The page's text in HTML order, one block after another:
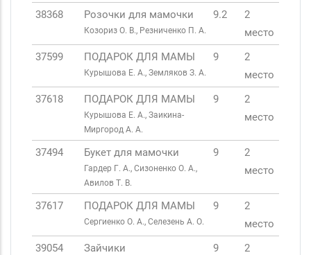
38368 Розочки для мамочки
Козориз О. В., Резниченко П. А.
9.2
2
место
37599
ПОДАРОК ДЛЯ МАМЫ
Курышова Е. А., Земляков З. А.
9
2
место
37618
ПОДАРОК ДЛЯ МАМЫ
Курышова Е. А., Заикина-
Миргород А. А.
9
2
место
37494 Букет для мамочки
Гардер Г. А., Сизоненко О. А.,
Авилов Т. В.
9
2
место
37617 ПОДАРОК ДЛЯ МАМЫ
Сергиенко О. А., Селезень А. О.
9
2
место
39054
Зайчики 9
2